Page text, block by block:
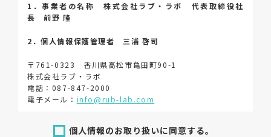
1．事業者の名称 株式会社ラブ・ラボ 代表取締役社
長 前野 隆
2．個人情報保護管理者 三浦 啓司
〒761-0323 香川県高松市亀田町90-1
株式会社ラブ・ラボ
電話：087-847-2000
電子メール： info@rub-lab.com
3．個人情報（保有個人データを含む）の利用目的
個人情報のお取り扱いに同意する。